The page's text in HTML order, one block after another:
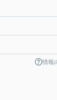
情報